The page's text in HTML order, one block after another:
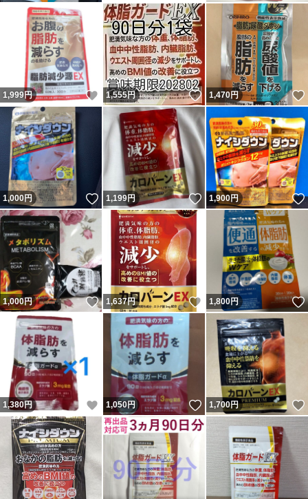
1,999円 いいね！
1,555円 いいね！
1,470円
1,000円 いいね！
1,199円 いいね！
1,900円
1,000円 いいね！
1,637円 いいね！
1,800円
1,380円 いいね！
1,050円 いいね！
1,700円